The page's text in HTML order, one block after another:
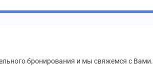
бронирования и мы свяжемся с Вами.